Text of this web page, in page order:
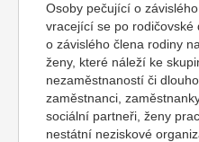
Osoby pečující o
vracející se po rodičovské
o závislého člena rodiny
ženy, které náleží ke
nezaměstnaností či
zaměstnanci,
sociální partneři, ženy
nestátní neziskové